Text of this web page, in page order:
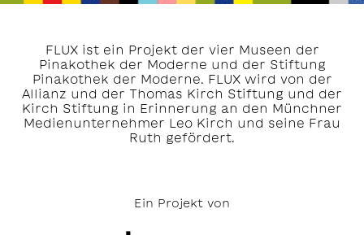
FLUX ist ein Projekt der vier Museen der
Pinakothek der Moderne und der Stiftung
Pinakothek der Moderne. FLUX wird von der
Allianz und der Thomas Kirch Stiftung und der
Kirch Stiftung in Erinnerung an den Münchner
Medienunternehmer Leo Kirch und seine Frau
Ruth gefördert.
Ein Projekt von